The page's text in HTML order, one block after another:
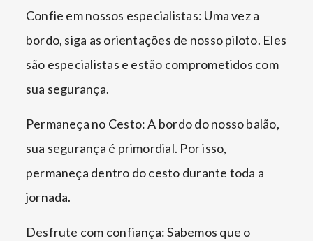
Confie em nossos especialistas: Uma vez a
bordo, siga as orientações de nosso piloto. Eles
são especialistas e estão comprometidos com
sua segurança.
Permaneça no Cesto: A bordo do nosso balão,
sua segurança é primordial. Por isso,
permaneça dentro do cesto durante toda a
jornada.
Desfrute com confiança: Sabemos que o